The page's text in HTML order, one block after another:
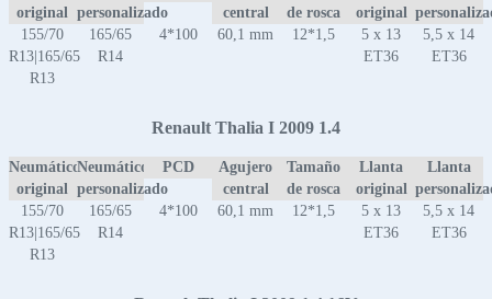
original
personalizado
central
de rosca
original
155/70
R13|165/65
R13
165/65
R14
4*100 60,1 mm 12*1,5
5 x 13
ET36
5,5 x 14
ET36
Renault Thalia I 2009 1.4
Neumático
original
Neumático
personalizado
PCD
Agujero
central
Tamaño
de rosca
Llanta
original
Llanta
155/70
R13|165/65
R13
165/65
R14
4*100 60,1 mm 12*1,5
5 x 13
ET36
5,5 x 14
ET36